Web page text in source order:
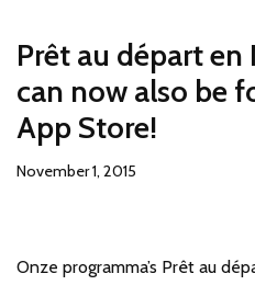
Prêt au départ
can now also be
App Store!
November 1, 2015
Onze programma’s Prêt au